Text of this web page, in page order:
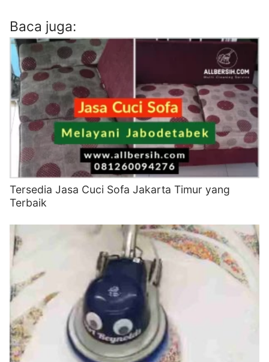
Baca juga:
Tersedia Jasa Cuci Sofa Jakarta Timur yang
Terbaik